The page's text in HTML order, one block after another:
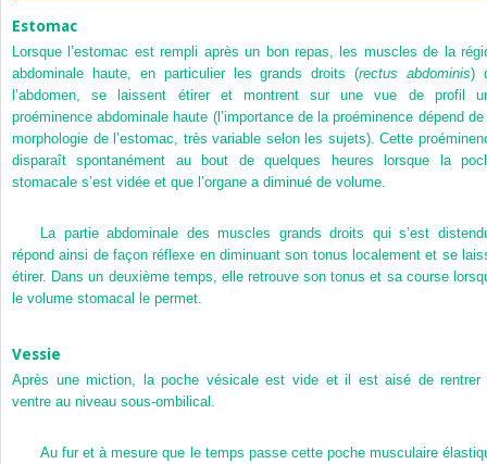
Estomac
Lorsque l’estomac est rempli après un bon repas, les muscles de la
abdominale haute, en particulier les grands droits (rectus abdominis)
l’abdomen, se laissent étirer et montrent sur une vue de profil
proéminence abdominale haute (l’importance de la proéminence dépend de
morphologie de l’estomac, très variable selon les sujets). Cette
disparaît spontanément au bout de quelques heures lorsque la
stomacale s’est vidée et que l’organe a diminué de volume.
La partie abdominale des muscles grands droits qui s’est
répond ainsi de façon réflexe en diminuant son tonus localement et se
étirer. Dans un deuxième temps, elle retrouve son tonus et sa course
le volume stomacal le permet.
Vessie
Après une miction, la poche vésicale est vide et il est aisé de rentrer
ventre au niveau sous-ombilical.
Au fur et à mesure que le temps passe cette poche musculaire